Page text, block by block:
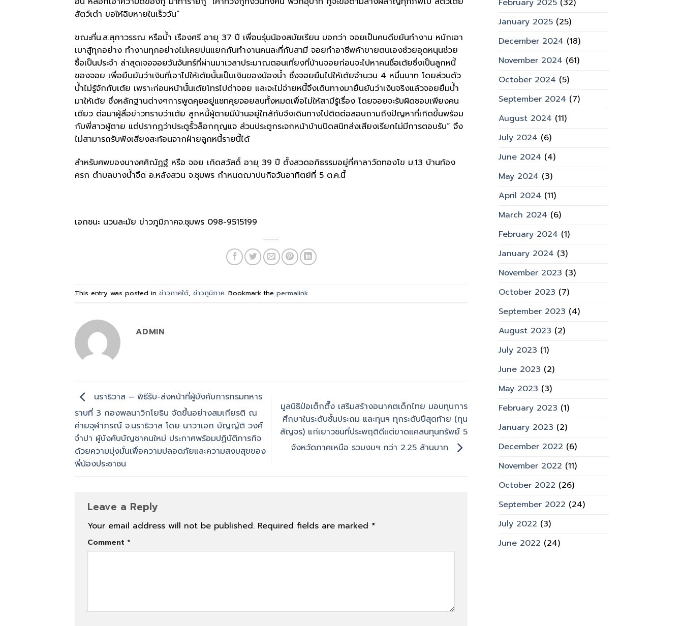
สัตว์เต๋า ขอให้ฉิบหายในเร็ววัน”
ขณะที่น.ส.สุภาวรรณ หรือน้ำ เรืองศรี อายุ 37 ปี เพื่อนรุ่นน้องสมัยเรียน บอกว่า จอยเป็นคนดีขยันทำงาน หนักเอา
เบาสู้ทุกอย่าง ทำงานทุกอย่างไม่เคยบ่นแยกกันทำงานคนละที่กับสามี จอยทำอาชีพค้าขายตนเองช่วยอุดหนุนช่วย
ซื้อเป็นประจำ ล่าสุดเจอจอยวันจันทร์ที่ผ่านมาเวลาประมาณตอนเที่ยงที่บ้านจอยก่อนจะไปหาคนชื่อเต้ยซึ่งเป็นลูกหนี้
ของจอย เพื่อยืนยันว่าเงินที่เอาไปให้เต้ยนั้นเป็นเงินของน้องน้ำ ซึ่งจอยยืมไปให้เต้ยจำนวน 4 หมื่นบาท โดยส่วนตัว
น้ำไม่รู้จักกับเต้ย เพราะก่อนหน้านั้นเต้ยโทรไปด่าจอย และจะไม่จ่ายหนี้จึงเดินทางมายืนยันว่าเงินจริงแล้วจอยยืมน้ำ
มาให้เต้ย ซึ่งหลักฐานต่างๆการพูดคุยอยู่แชทคุยจอยลบทั้งหมดเพื่อไม่ให้สามีรู้เรื่อง โดยจอยจะรับผิดชอบเพียงคน
เดียว ต่อมาผู้สื่อข่าวทราบว่าเต้ย ลูกหนี้ผู้ตายมีบ้านอยู่ใกล้กับจึงเดินทางไปติดต่อสอบถามถึงปัญหาที่เกิดขึ้นพร้อม
กับพี่สาวผู้ตาย แต่ปรากฏว่าประตูรั้วล็อกกุญแจ ส่วนประตูกระจกหน้าบ้านปิดสนิทส่งเสียงเรียกไม่มีการตอบรับ” จึง
ไม่สามารถรับฟังเสียงสะท้อนจากฝ่ายลูกหนี้รายนี้ได้
สำหรับศพของนางศศิณัฏฐ์ หรือ จอย เกิดสวัสดิ์ อายุ 39 ปี ตั้งสวดอภิธรรมอยู่ที่ศาลาวัดทองโข ม.13 บ้านท้อง
ครก ตำบลบางน้ำจืด อ.หลังสวน จ.ชุมพร กำหนดฌาปนกิจวันอาทิตย์ที่ 5 ต.ค.นี้
เอกชนะ นวนละมัย ข่าวภูมิภาคจ.ชุมพร 098-9515199
This entry was posted in ข่าวภาคใต้, ข่าวภูมิภาค. Bookmark the permalink.
ADMIN
นราธิวาส – พิธีรับ-ส่งหน้าที่ผู้บังคับการกรมทหาร
ราบที่ 3 กองพลนาวิกโยธิน จัดขึ้นอย่างสมเกียรติ ณ
ค่ายจุฬาภรณ์ จ.นราธิวาส โดย นาวาเอก บัญญัติ วงศ์
จำปา ผู้บังคับบัญชาคนใหม่ ประกาศพร้อมปฏิบัติภารกิจ
ด้วยความมุ่งมั่นเพื่อความปลอดภัยและความสงบสุขของ
พี่น้องประชาชน
มูลนิธิป่อเต็กตึ๊ง เสริมสร้างอนาคตเด็กไทย มอบทุนการ
ศึกษาในระดับชั้นประถม และทุนฯ ทุกระดับปีสุดท้าย (ทุน
สัญจร) แก่เยาวชนที่ประพฤติดีแต่ขาดแคลนทุนทรัพย์ 5
จังหวัดภาคเหนือ รวมงบฯ กว่า 2.25 ล้านบาท
Leave a Reply
Your email address will not be published. Required fields are marked *
Comment *
February 2025(32)
January 2025(25)
December 2024 (18)
November 2024 (61)
October 2024 (5)
September 2024 (7)
August 2024 (11)
July 2024 (6)
June 2024 (4)
May 2024 (3)
April 2024 (11)
March 2024 (6)
February 2024 (1)
January 2024 (3)
November 2023 (3)
October 2023 (7)
September 2023 (4)
August 2023 (2)
July 2023 (1)
June 2023 (2)
May 2023 (3)
February 2023 (1)
January 2023 (2)
December 2022 (6)
November 2022 (11)
October 2022 (26)
September 2022 (24)
July 2022 (3)
June 2022 (24)